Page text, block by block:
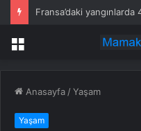
Fransa’daki yangınlarda
Menü
Anasayfa /Yaşam
Yaşam